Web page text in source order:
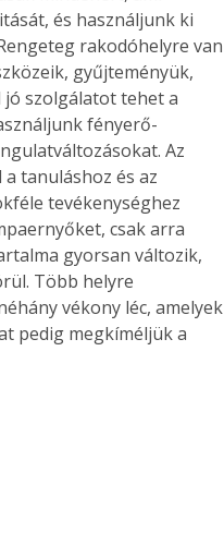
és használjunk ki
rakodóhelyre van
gyűjteményük,
szolgálatot tehet a
fényerő-
Az
tanuláshoz és az
tevékenységhez
csak arra
gyorsan változik,
Több helyre
vékony léc, amelyek
pedig megkíméljük a